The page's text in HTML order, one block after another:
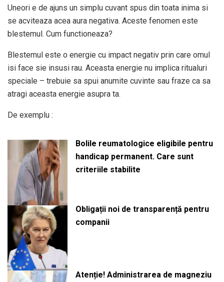
Uneori e de ajuns un simplu cuvant spus din toata inima si
se acviteaza acea aura negativa. Aceste fenomen este
blestemul. Cum functioneaza?
Blestemul este o energie cu impact negativ prin care omul
isi face sie insusi rau. Aceasta energie nu implica ritualuri
speciale – trebuie sa spui anumite cuvinte sau fraze ca sa
atragi aceasta energie asupra ta.
De exemplu :
Bolile reumatologice eligibile pentru
handicap permanent. Care sunt
criteriile stabilite
Obligații noi de transparență pentru
companii
Atenție! Administrarea de magneziu